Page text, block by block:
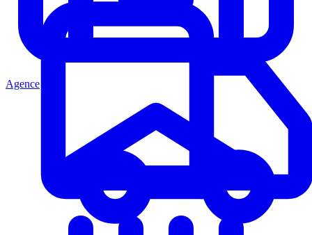
Agence